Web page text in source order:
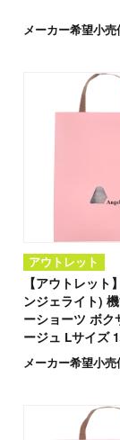
メーカー希望小売
アウトレット
【アウトレッ
ンジェライト)
ーショーツ ボク
ージュ Lサイズ
メーカー希望小売